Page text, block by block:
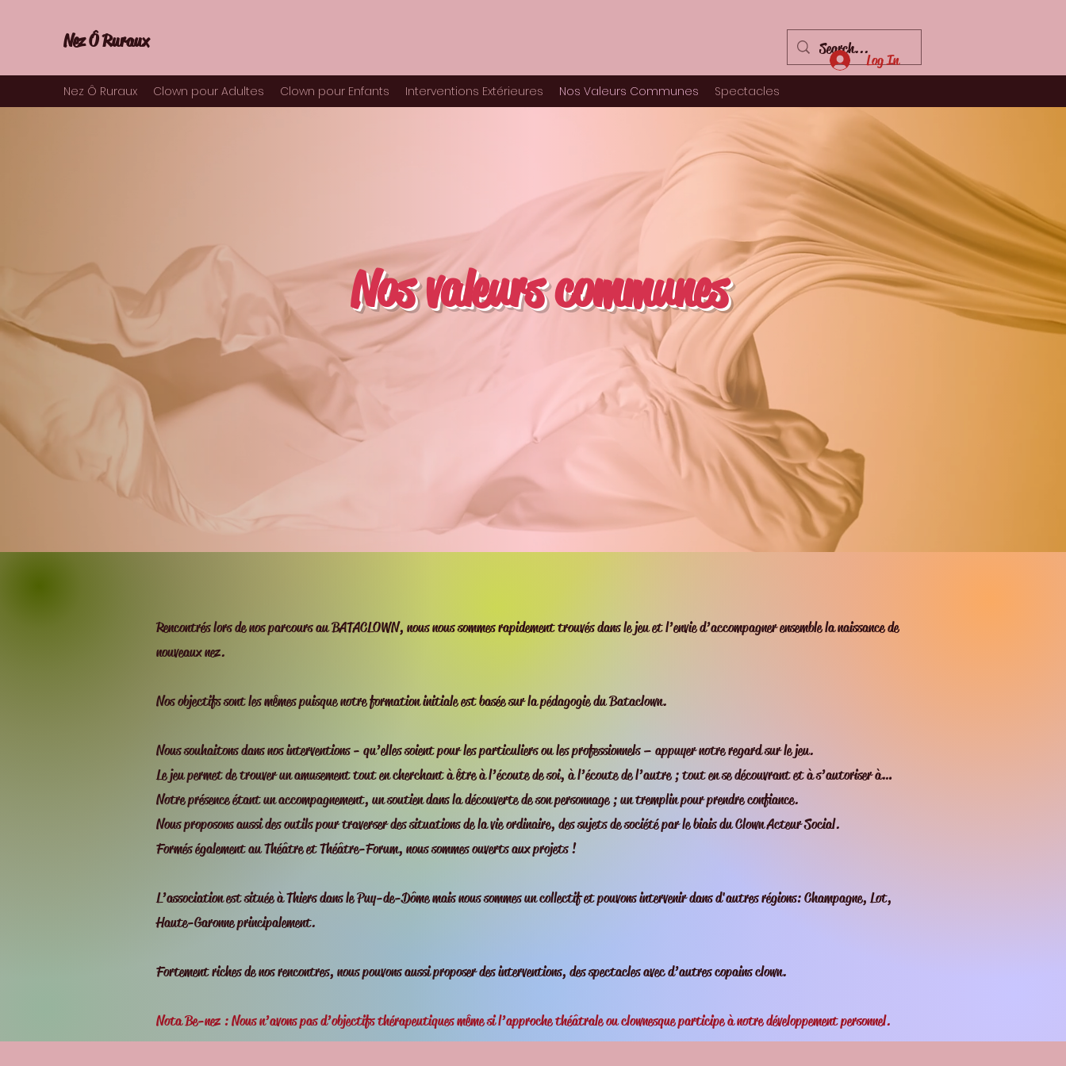
Nez Ô Ruraux
Nez Ô Ruraux Clown pour Adultes Clown pour Enfants Interventions Extérieures Nos Valeurs Communes Spectacles
Log In
Nos valeurs communes
Rencontrés lors de nos parcours au BATACLOWN, nous nous sommes rapidement trouvés dans le jeu et l’envie d’accompagner ensemble la naissance de
nouveaux nez.
Nos objectifs sont les mêmes puisque notre formation initiale est basée sur la pédagogie du Bataclown.
Nous souhaitons dans nos interventions - qu’elles soient pour les particuliers ou les professionnels – appuyer notre regard sur le jeu.
Le jeu permet de trouver un amusement tout en cherchant à être à l’écoute de soi, à l’écoute de l’autre ; tout en se découvrant et à s’autoriser à…
Notre présence étant un accompagnement, un soutien dans la découverte de son personnage ; un tremplin pour prendre confiance.
Nous proposons aussi des outils pour traverser des situations de la vie ordinaire, des sujets de société par le biais du Clown Acteur Social.
Formés également au Théâtre et Théâtre-Forum, nous sommes ouverts aux projets !
L’association est située à Thiers dans le Puy-de-Dôme mais nous sommes un collectif et pouvons intervenir dans d'autres régions: Champagne, Lot,
Haute-Garonne principalement.
Fortement riches de nos rencontres, nous pouvons aussi proposer des interventions, des spectacles avec d’autres copains clown.
Nota Be-nez : Nous n’avons pas d’objectifs thérapeutiques même si l’approche théâtrale ou clownesque participe à notre développement personnel.